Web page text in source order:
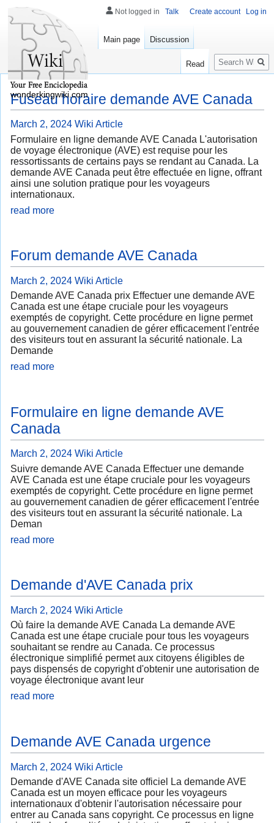
Fuseau horaire demande AVE Canada
March 2, 2024 Wiki Article
Formulaire en ligne demande AVE Canada L'autorisation
de voyage électronique (AVE) est requise pour les
ressortissants de certains pays se rendant au Canada. La
demande AVE Canada peut être effectuée en ligne, offrant
ainsi une solution pratique pour les voyageurs
internationaux.
read more
Forum demande AVE Canada
March 2, 2024 Wiki Article
Demande AVE Canada prix Effectuer une demande AVE
Canada est une étape cruciale pour les voyageurs
exemptés de copyright. Cette procédure en ligne permet
au gouvernement canadien de gérer efficacement l'entrée
des visiteurs tout en assurant la sécurité nationale. La
Demande
read more
Formulaire en ligne demande AVE
Canada
March 2, 2024 Wiki Article
Suivre demande AVE Canada Effectuer une demande
AVE Canada est une étape cruciale pour les voyageurs
exemptés de copyright. Cette procédure en ligne permet
au gouvernement canadien de gérer efficacement l'entrée
des visiteurs tout en assurant la sécurité nationale. La
Deman
read more
Demande d'AVE Canada prix
March 2, 2024 Wiki Article
Où faire la demande AVE Canada La demande AVE
Canada est une étape cruciale pour tous les voyageurs
souhaitant se rendre au Canada. Ce processus
électronique simplifié permet aux citoyens éligibles de
pays dispensés de copyright d'obtenir une autorisation de
voyage électronique avant leur
read more
Demande AVE Canada urgence
March 2, 2024 Wiki Article
Demande d'AVE Canada site officiel La demande AVE
Canada est un moyen efficace pour les voyageurs
internationaux d'obtenir l'autorisation nécessaire pour
entrer au Canada sans copyright. Ce processus en ligne
Not logged in Talk Create account Log in
Main page Discussion
Read
Search
wonderkingwiki.com